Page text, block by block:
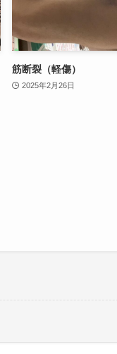
筋断裂（軽傷）
2025年2月26日